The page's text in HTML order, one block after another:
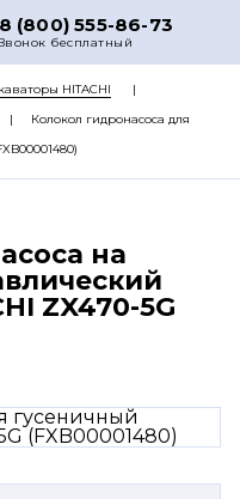
8 (800) 555-86-73
бесплатный
HITACHI
Колокол гидронасоса для
на
ZX470-5G